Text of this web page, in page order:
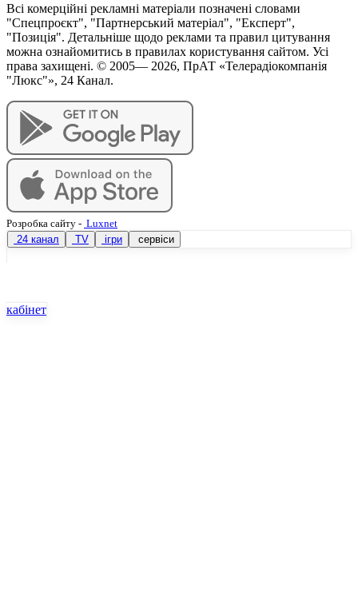
Всі комерційні рекламні матеріали позначені словами
"Спецпроєкт", "Партнерський матеріал", "Експерт",
"Позиція". Детальніше щодо реклами та правил цитування
можна ознайомитись в правилах користування сайтом. Усі
права захищені. © 2005— 2026, ПрАТ «Телерадіокомпанія
"Люкс"», 24 Канал.
Розробка сайту - Luxnet
24 канал
TV ігри сервіси
кабінет